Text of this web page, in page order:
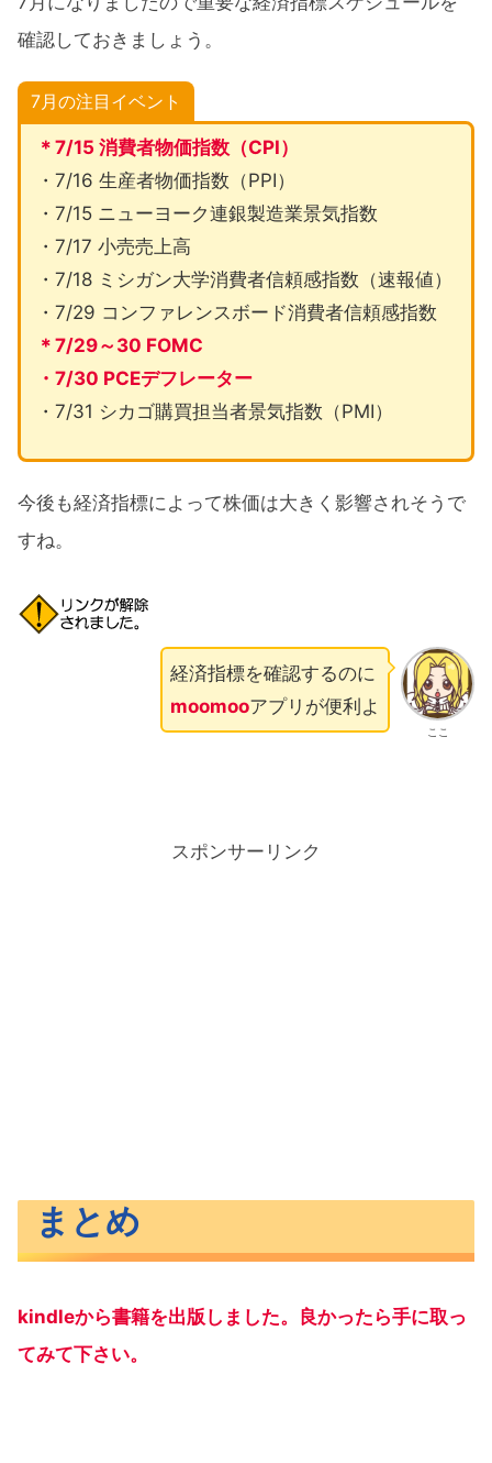
確認しておきましょう。
7月の注目イベント
＊7/15 消費者物価指数（CPI）
・7/16 生産者物価指数（PPI）
・7/15 ニューヨーク連銀製造業景気指数
・7/17 小売売上高
・7/18 ミシガン大学消費者信頼感指数（速報値）
・7/29 コンファレンスボード消費者信頼感指数
＊7/29～30 FOMC
・7/30 PCEデフレーター
・7/31 シカゴ購買担当者景気指数（PMI）
今後も経済指標によって株価は大きく影響されそうで
すね。
ここ
経済指標を確認するのに
moomooアプリが便利よ
スポンサーリンク
まとめ
kindleから書籍を出版しました。良かったら手に取っ
てみて下さい。